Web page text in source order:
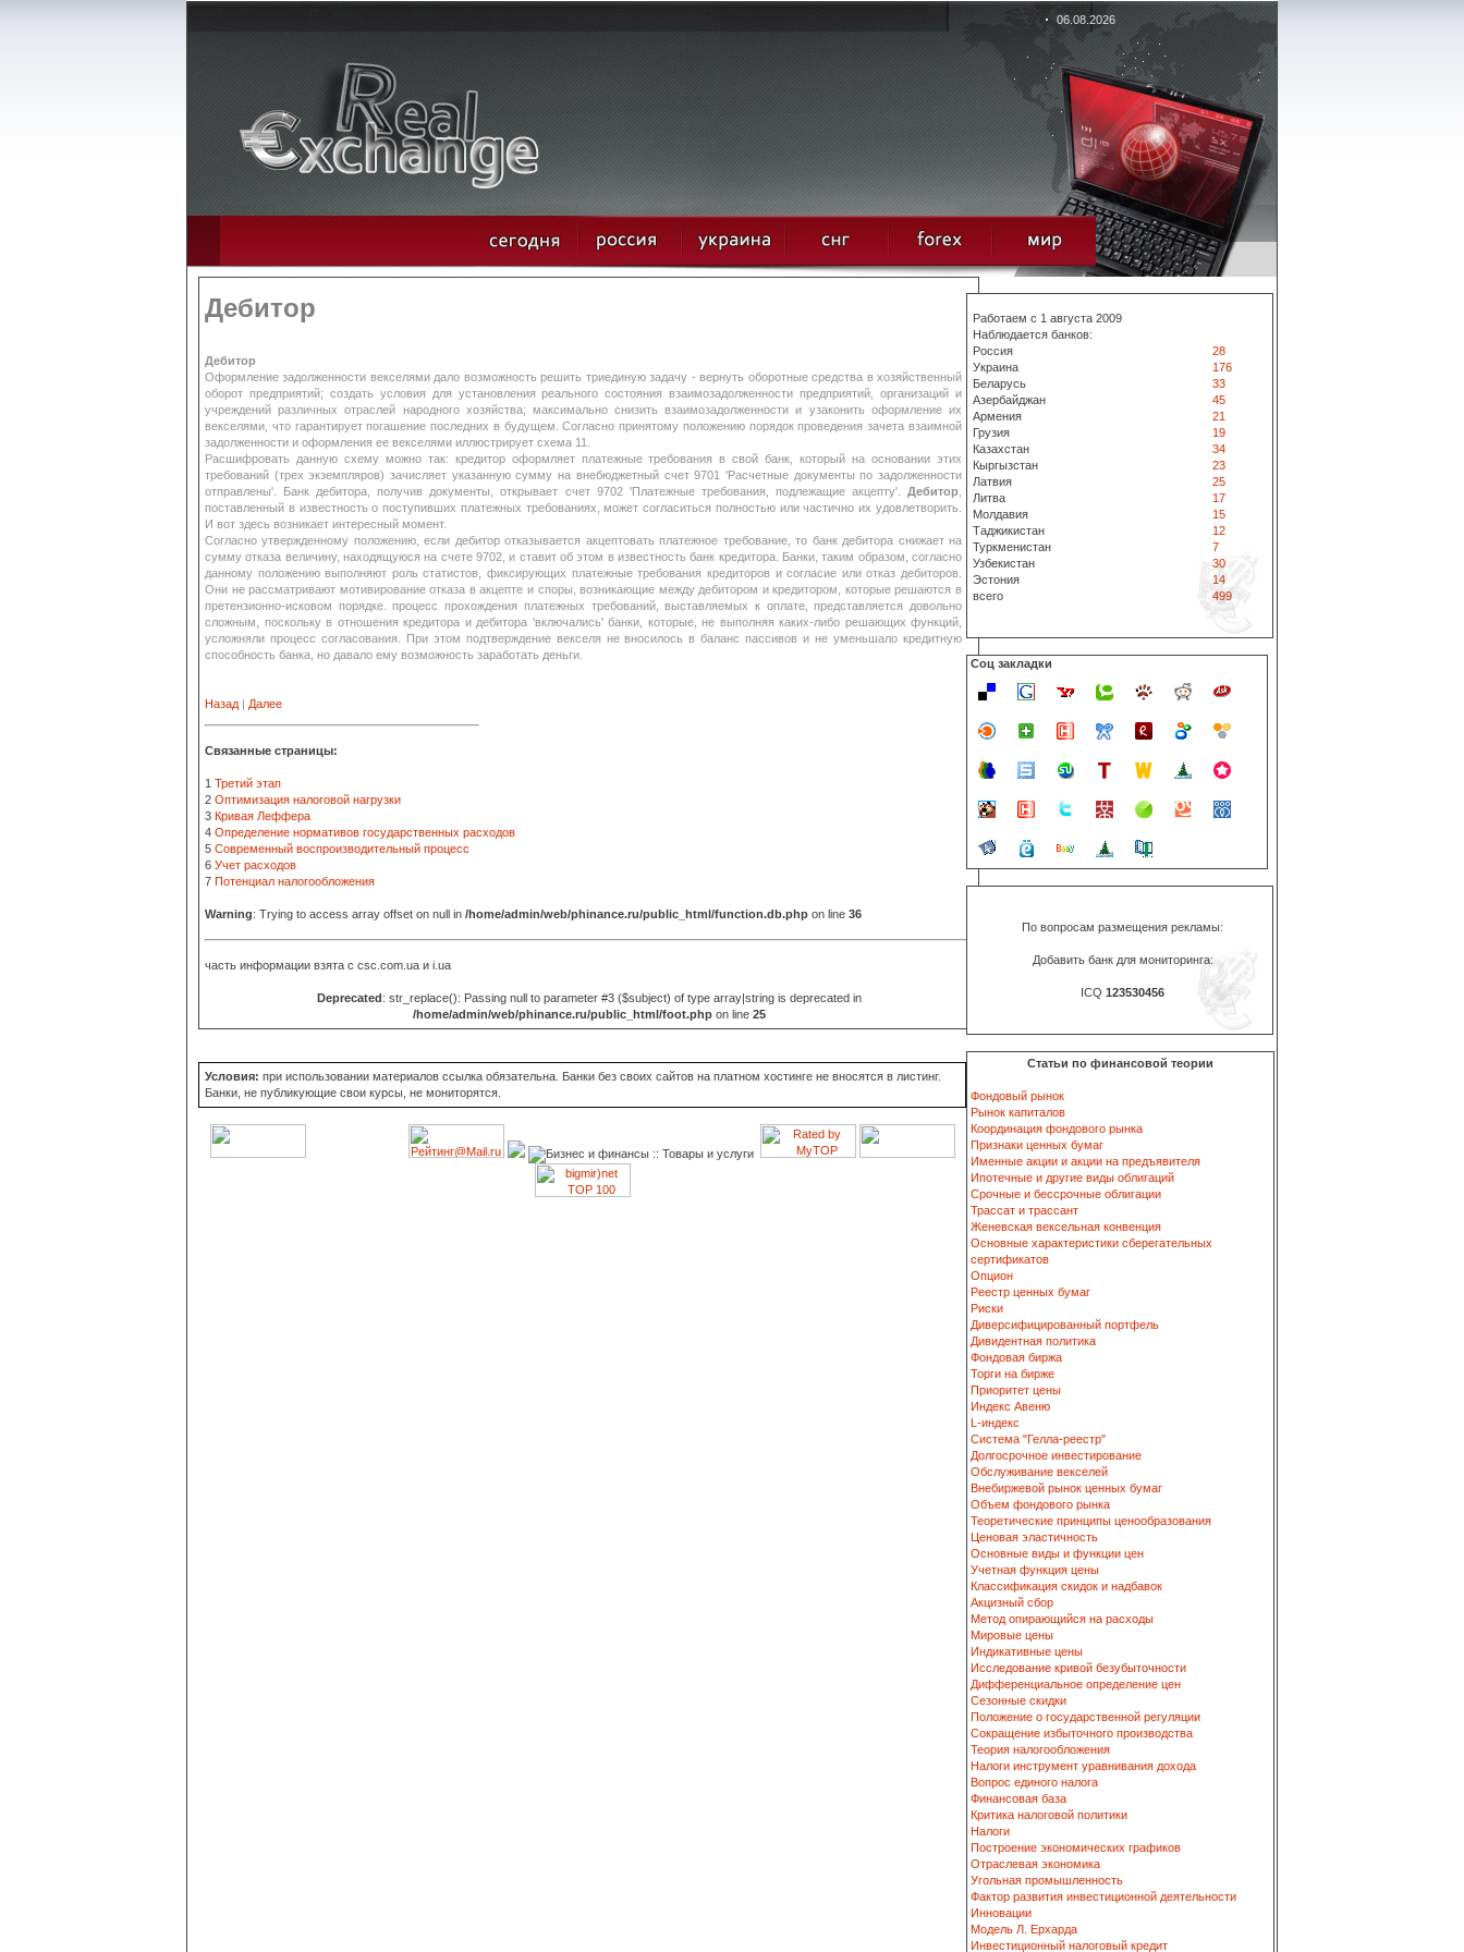
06.08.2026
Дебитор
Дебитор
Оформление задолженности векселями дало возможность решить триединую задачу - вернуть оборотные средства в хозяйственный
оборот предприятий; создать условия для установления реального состояния взаимозадолженности предприятий, организаций и
учреждений различных отраслей народного хозяйства; максимально снизить взаимозадолженности и узаконить оформление их
векселями, что гарантирует погашение последних в будущем. Согласно принятому положению порядок проведения зачета взаимной
задолженности и оформления ее векселями иллюстрирует схема 11.
Расшифровать данную схему можно так: кредитор оформляет платежные требования в свой банк, который на основании этих
требований (трех экземпляров) зачисляет указанную сумму на внебюджетный счет 9701 'Расчетные документы по задолженности
отправлены'. Банк дебитора, получив документы, открывает счет 9702 'Платежные требования, подлежащие акцепту'. Дебитор
поставленный в известность о поступивших платежных требованиях, может согласиться полностью или частично их удовлетворить.
И вот здесь возникает интересный момент.
Согласно утвержденному положению, если дебитор отказывается акцептовать платежное требование, то банк дебитора снижает на
сумму отказа величину, находящуюся на счете 9702, и ставит об этом в известность банк кредитора. Банки, таким образом, согласно
данному положению выполняют роль статистов, фиксирующих платежные требования кредиторов и согласие или отказ дебиторов.
Они не рассматривают мотивирование отказа в акцепте и споры, возникающие между дебитором и кредитором, которые решаются в
претензионно-исковом порядке. процесс прохождения платежных требований, выставляемых к оплате, представляется довольно
сложным, поскольку в отношения кредитора и дебитора 'включались' банки, которые, не выполняя каких-либо решающих функций,
усложняли процесс согласования. При этом подтверждение векселя не вносилось в баланс пассивов и не уменьшало кредитную
способность банка, но давало ему возможность заработать деньги.
Назад | Далее
Связанные страницы:
1 Третий этап
2 Оптимизация налоговой нагрузки
3 Кривая Леффера
4 Определение нормативов государственных расходов
5 Современный воспроизводительный процесс
6 Учет расходов
7 Потенциал налогообложения
Warning: Trying to access array offset on null in /home/admin/web/phinance.ru/public_html/function.db.php on line 36
часть информации взята с csc.com.ua и i.ua
Deprecated: str_replace(): Passing null to parameter #3 ($subject) of type array|string is deprecated in
/home/admin/web/phinance.ru/public_html/foot.phpon line 25
Условия: при использовании материалов ссылка обязательна. Банки без своих сайтов на платном хостинге не вносятся в листинг.
Банки, не публикующие свои курсы, не мониторятся.
Работаем с 1 августа 2009
Наблюдается банков:
Россия
28
Украина
176
Беларусь
33
Азербайджан
45
Армения
21
Грузия
19
Казахстан
34
Кыргызстан
23
Латвия
25
Литва
17
Молдавия
15
Таджикистан
12
Туркменистан
7
Узбекистан
30
Эстония
14
всего
499
Соц закладки
По вопросам размещения рекламы:
Добавить банк для мониторинга:
ICQ 123530456
Статьи по финансовой теории
Фондовый рынок
Рынок капиталов
Координация фондового рынка
Признаки ценных бумаг
Именные акции и акции на предъявителя
Ипотечные и другие виды облигаций
Срочные и бессрочные облигации
Трассат и трассант
Женевская вексельная конвенция
Основные характеристики сберегательных
сертификатов
Опцион
Реестр ценных бумаг
Риски
Диверсифицированный портфель
Дивидентная политика
Фондовая биржа
Торги на бирже
Приоритет цены
Индекс Авеню
L-индекс
Система "Гелла-реестр"
Долгосрочное инвестирование
Обслуживание векселей
Внебиржевой рынок ценных бумаг
Объем фондового рынка
Теоретические принципы ценообразования
Ценовая эластичность
Основные виды и функции цен
Учетная функция цены
Классификация скидок и надбавок
Акцизный сбор
Метод опирающийся на расходы
Мировые цены
Индикативные цены
Исследование кривой безубыточности
Дифференциальное определение цен
Сезонные скидки
Положение о государственной регуляции
Сокращение избыточного производства
Теория налогообложения
Налоги инструмент уравнивания дохода
Вопрос единого налога
Финансовая база
Критика налоговой политики
Налоги
Построение экономических графиков
Отраслевая экономика
Угольная промышленность
Фактор развития инвестиционной деятельности
Инновации
Модель Л. Ерхарда
Инвестиционный налоговый кредит